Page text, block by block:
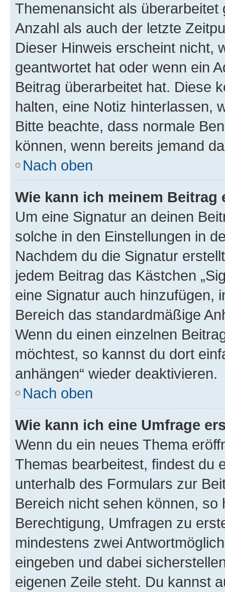
Themenansicht als
Anzahl als auch der letzte
Dieser Hinweis erscheint nicht,
geantwortet hat oder wenn ein
Beitrag überarbeitet hat. Diese
halten, eine Notiz hinterlassen,
Bitte beachte, dass normale
können, wenn bereits jemand
Nach oben
Wie kann ich meinem
Um eine Signatur an deinen
solche in den Einstellungen in
Nachdem du die Signatur
jedem Beitrag das Kästchen
eine Signatur auch hinzufügen,
Bereich das standardmäßige
Wenn du einen einzelnen
möchtest, so kannst du dort
anhängen“ wieder deaktivieren.
Nach oben
Wie kann ich eine Umfrage
Wenn du ein neues Thema
Themas bearbeitest, findest du
unterhalb des Formulars zur
Bereich nicht sehen können,
Berechtigung, Umfragen zu
mindestens zwei
eingeben und dabei
eigenen Zeile steht. Du kannst